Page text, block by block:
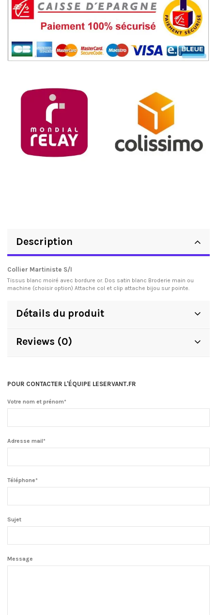
Description
Collier Martiniste S/I
Tissus blanc moiré avec bordure or. Dos satin blanc Broderie main ou
machine (choisir option) Attache col et clip attache bijou sur pointe.
Détails du produit
Reviews (0)
POUR CONTACTER L'ÉQUIPE LESERVANT.FR
Votre nom et prénom*
Adresse mail*
Téléphone*
Sujet
Message